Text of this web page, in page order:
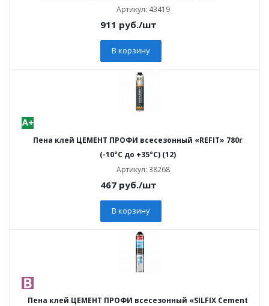
Артикул: 43419
911 руб./шт
В корзину
Пена клей ЦЕМЕНТ ПРОФИ всесезонный «REFIT» 780г
(-10°С до +35°C) (12)
Артикул: 38268
467 руб./шт
В корзину
Пена клей ЦЕМЕНТ ПРОФИ всесезонный «SILFIX Cement